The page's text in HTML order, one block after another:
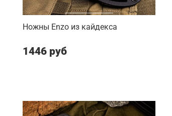
Ножны Enzo из кайдекса
1446 руб